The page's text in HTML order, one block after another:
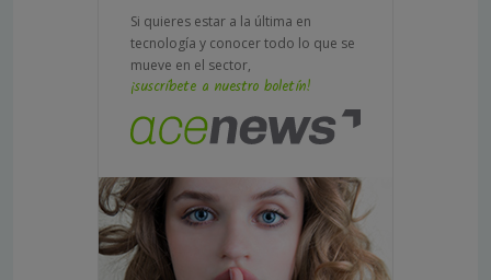
Si quieres estar a la última en
tecnología y conocer todo lo que se
mueve en el sector,
¡suscríbete a nuestro boletín!